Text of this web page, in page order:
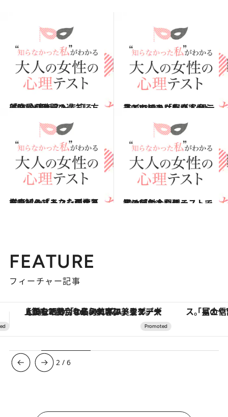
2014.9.20
美味しい時間の過ごし方は？ 心理テストで知る「恋愛パターン」
占い 2014.8.30
子どものあなたが窓から見ているのは何？ 心理テストで知る「家庭人度」
占い
2014.8.16
テレビのリモコンが壊れたらどうする？心理テストで知る「あなたの女王様度」
占い 2014.5.10
黒の服に合わせるストールは何色？心理テストで知る「対人関係」
占い
FEATURE
フィーチャー記事
「星のや富士」でデジタルデトックス。冨士信仰の歴史を辿り、心身を調える。
3 /6